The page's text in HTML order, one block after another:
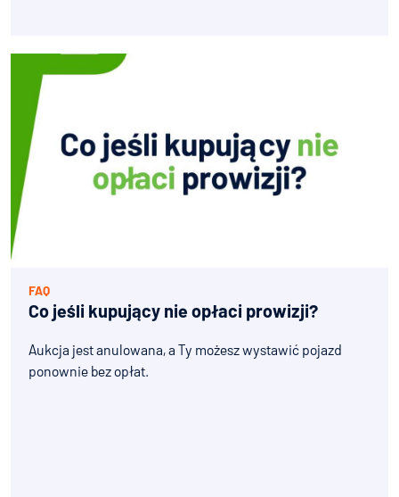
FAQ
Co jeśli kupujący nie opłaci prowizji?
Aukcja jest anulowana, a Ty możesz wystawić pojazd
ponownie bez opłat.